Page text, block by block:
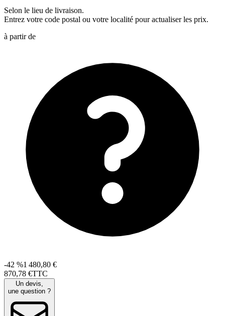
Selon le lieu de livraison.
Entrez votre code postal ou votre localité pour actualiser les prix.
à partir de
-42 %1 480,80 €
870,78 €TTC
Un devis,
une question ?